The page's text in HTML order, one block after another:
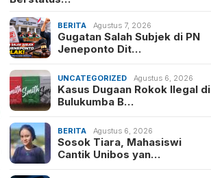
BERITA Agustus 7, 2026
Gugatan Salah Subjek di PN
Jeneponto Dit…
UNCATEGORIZED Agustus 6, 2026
Kasus Dugaan Rokok Ilegal di
Bulukumba B…
BERITA Agustus 6, 2026
Sosok Tiara, Mahasiswi
Cantik Unibos yan…